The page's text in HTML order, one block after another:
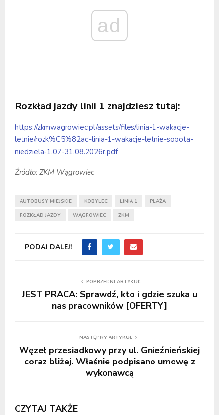
ad
Rozkład jazdy linii 1 znajdziesz tutaj:
https://zkmwagrowiec.pl/assets/files/linia-1-wakacje-
letnie/rozk%C5%82ad-linia-1-wakacje-letnie-sobota-
niedziela-1.07-31.08.2026r.pdf
Źródło: ZKM Wągrowiec
AUTOBUSY MIEJSKIE KOBYLEC LINIA 1 PLAŻA
ROZKŁAD JAZDY WĄGROWIEC ZKM
PODAJ DALEJ!
POPRZEDNI ARTYKUŁ
JEST PRACA: Sprawdź, kto i gdzie szuka u
nas pracowników [OFERTY]
NASTĘPNY ARTYKUŁ
Węzeł przesiadkowy przy ul. Gnieźnieńskiej
coraz bliżej. Właśnie podpisano umowę z
wykonawcą
CZYTAJ TAKŻE